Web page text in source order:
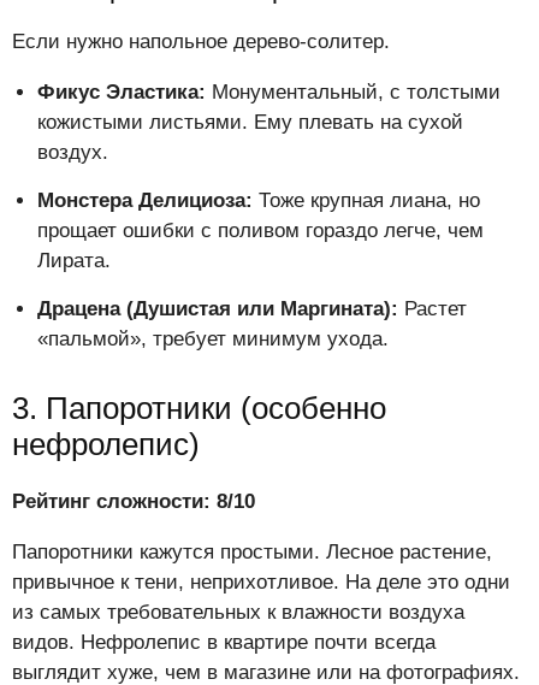
Если нужно напольное дерево-солитер.
Фикус Эластика: Монументальный, с толстыми
кожистыми листьями. Ему плевать на сухой
воздух.
Монстера Делициоза: Тоже крупная лиана, но
прощает ошибки с поливом гораздо легче, чем
Лирата.
Драцена (Душистая или Маргината): Растет
«пальмой», требует минимум ухода.
3. Папоротники (особенно
нефролепис)
Рейтинг сложности: 8/10
Папоротники кажутся простыми. Лесное растение,
привычное к тени, неприхотливое. На деле это одни
из самых требовательных к влажности воздуха
видов. Нефролепис в квартире почти всегда
выглядит хуже, чем в магазине или на фотографиях.